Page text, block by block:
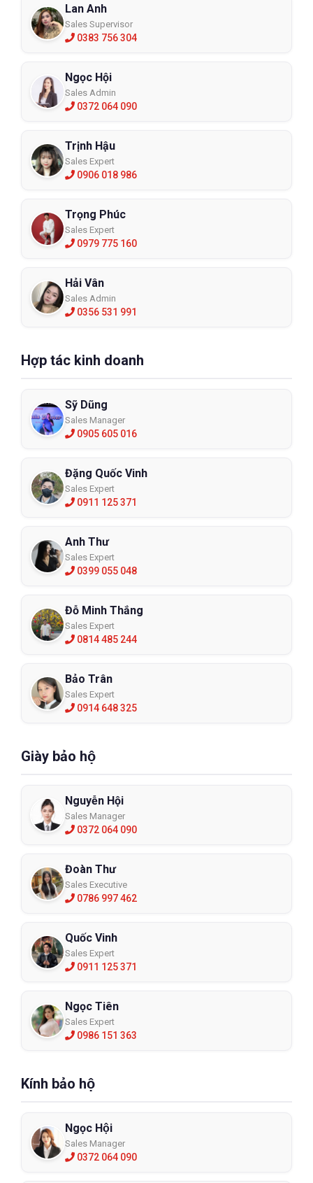
Lan Anh
Sales Supervisor
0383 756 304
Ngọc Hội
Sales Admin
0372 064 090
Trịnh Hậu
Sales Expert
0906 018 986
Trọng Phúc
Sales Expert
0979 775 160
Hải Vân
Sales Admin
0356 531 991
Hợp tác kinh doanh
Sỹ Dũng
Sales Manager
0905 605 016
Đặng Quốc Vinh
Sales Expert
0911 125 371
Anh Thư
Sales Expert
0399 055 048
Đỗ Minh Thắng
Sales Expert
0814 485 244
Bảo Trân
Sales Expert
0914 648 325
Giày bảo hộ
Nguyễn Hội
Sales Manager
0372 064 090
Đoàn Thư
Sales Executive
0786 997 462
Quốc Vinh
Sales Expert
0911 125 371
Ngọc Tiên
Sales Expert
0986 151 363
Kính bảo hộ
Ngọc Hội
Sales Manager
0372 064 090